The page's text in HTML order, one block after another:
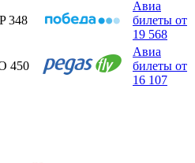
348
Авиа
билеты от
19 568
450
Авиа
билеты от
16 107